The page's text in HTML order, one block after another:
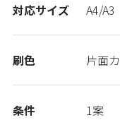
対応サイズ A4/A3
刷色 片面
条件 1案